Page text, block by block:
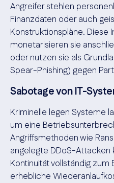
Angreifer stehlen
Finanzdaten oder auch
Konstruktionspläne. Diese
monetarisieren sie
oder nutzen sie als
Spear-Phishing) gegen
Sabotage von IT-
Kriminelle legen Systeme
um eine
Angriffsmethoden wie
angelegte DDoS-Attacken
Kontinuität vollständig zum
erhebliche